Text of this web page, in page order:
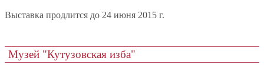
Выставка продлится до 24 июня 2015 г.
Музей "Кутузовская изба"